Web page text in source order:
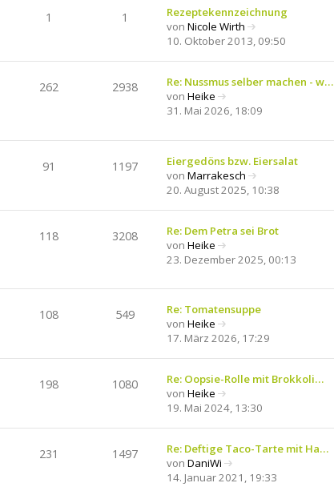
r
a
g
r
B
e
r
g
1 1
Rezeptekennzeichnung
von Nicole Wirth
N
u
e
t
r
e
t
r
a
g
10. Oktober 2013, 09:50
262 2938
Re: Nussmus selber machen - w…
von Heike
N
s
t
e
r
e
t
g
31. Mai 2026, 18:09
91 1197
Eiergedöns bzw. Eiersalat
von Marrakesch
N
u
e
t
r
e
t
r
a
20. August 2025, 10:38
118 3208
Re: Dem Petra sei Brot
von Heike
N
u
s
e
r
e
t
r
a
g
23. Dezember 2025, 00:13
108 549
Re: Tomatensuppe
von Heike
N
u
e
t
B
e
i
17. März 2026, 17:29
198 1080
Re: Oopsie-Rolle mit Brokkoli…
von Heike
N
u
e
s
t
19. Mai 2024, 13:30
231 1497
Re: Deftige Taco-Tarte mit Ha…
von DaniWi
N
14. Januar 2021, 19:33